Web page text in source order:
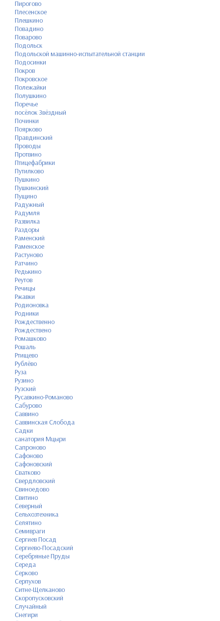
Пирогово
Плесенское
Плешкино
Повадино
Поварово
Подольск
Подольской машинно-испытательной станции
Подосинки
Покров
Покровское
Полежайки
Полушкино
Поречье
посёлок Звёздный
Починки
Поярково
Правдинский
Проводы
Протвино
Птицефабрики
Путилково
Пушкино
Пушкинский
Пущино
Радужный
Радумля
Развилка
Раздоры
Раменский
Раменское
Растуново
Ратчино
Редькино
Реутов
Речицы
Ржавки
Родионовка
Родники
Рождественно
Рождествено
Ромашково
Рошаль
Ртищево
Рублёво
Руза
Рузино
Рузский
Русавкино-Романово
Сабурово
Саввино
Саввинская Слобода
Садки
санатория Мцыри
Сапроново
Сафоново
Сафоновский
Сватково
Свердловский
Свиноедово
Свитино
Северный
Сельхозтехника
Селятино
Семивраги
Сергиев Посад
Сергиево-Посадский
Серебряные Пруды
Середа
Серково
Серпухов
Ситне-Щелканово
Скоропусковский
Случайный
Снегири